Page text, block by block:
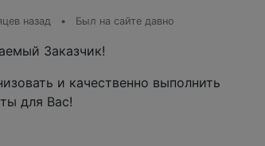
назад • Был на сайте давно
Заказчик!
и качественно выполнить
для Вас!